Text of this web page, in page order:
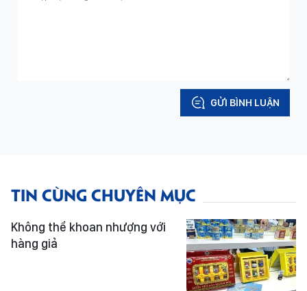
GỬI BÌNH LUẬN
TIN CÙNG CHUYÊN MỤC
Không thể khoan nhượng với
hàng giả